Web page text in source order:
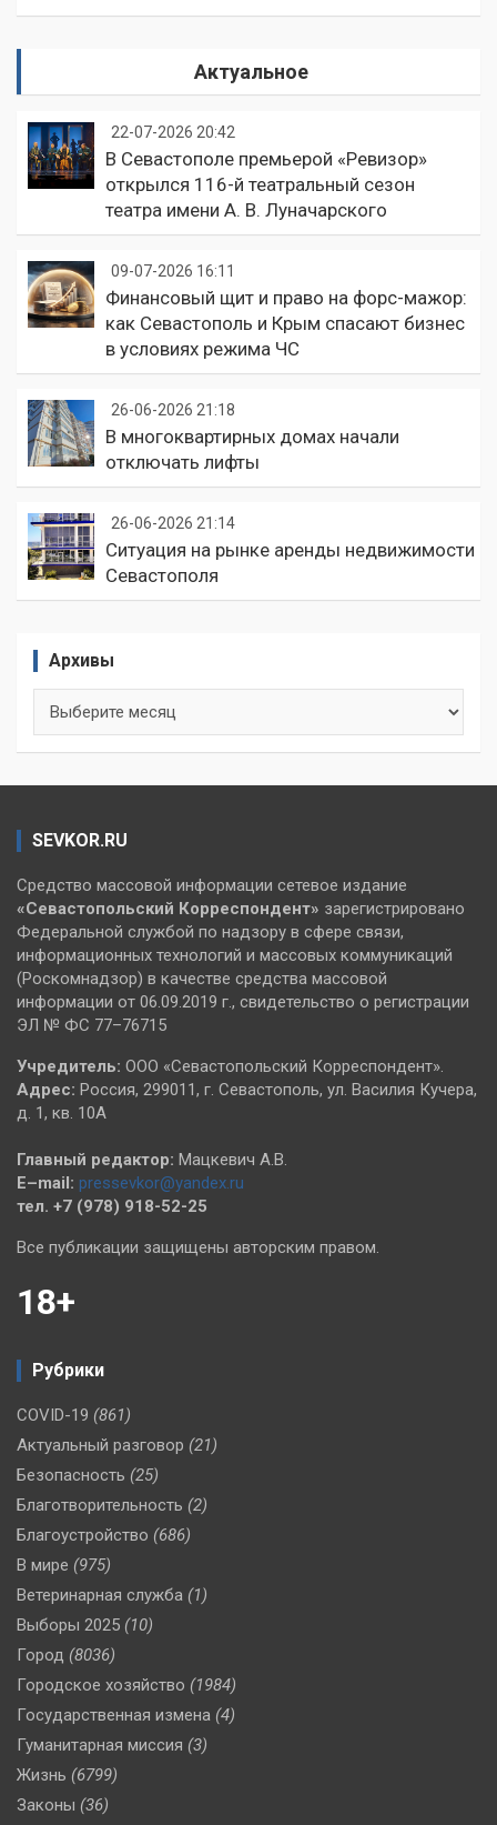
Актуальное
22-07-2026 20:42
В Севастополе премьерой «Ревизор»
открылся 116-й театральный сезон
театра имени А. В. Луначарского
09-07-2026 16:11
Финансовый щит и право на форс-мажор:
как Севастополь и Крым спасают бизнес
в условиях режима ЧС
26-06-2026 21:18
В многоквартирных домах начали
отключать лифты
26-06-2026 21:14
Ситуация на рынке аренды недвижимости
Севастополя
Архивы
SEVKOR.RU
Средство массовой информации сетевое издание
«Севастопольский Корреспондент» зарегистрировано
Федеральной службой по надзору в сфере связи,
информационных технологий и массовых коммуникаций
(Роскомнадзор) в качестве средства массовой
информации от 06.09.2019 г., свидетельство о регистрации
ЭЛ № ФС 77–76715
Учредитель: ООО «Севастопольский Корреспондент».
Адрес: Россия, 299011, г. Севастополь, ул. Василия Кучера,
д. 1, кв. 10А
Главный редактор: Мацкевич А.В.
E–mail: pressevkor@yandex.ru
тел. +7 (978) 918-52-25
Все публикации защищены авторским правом.
18+
Рубрики
COVID-19 (861)
Актуальный разговор (21)
Безопасность (25)
Благотворительность (2)
Благоустройство (686)
В мире (975)
Ветеринарная служба (1)
Выборы 2025 (10)
Город (8036)
Городское хозяйство (1984)
Государственная измена (4)
Гуманитарная миссия (3)
Жизнь (6799)
Законы (36)